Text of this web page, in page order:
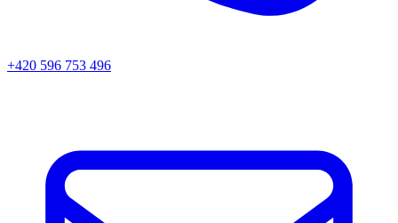
+420 596 753 496